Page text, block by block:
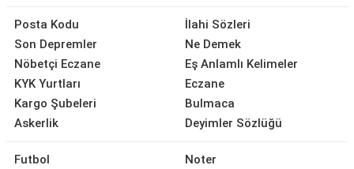
Posta Kodu
Son Depremler
Nöbetçi Eczane
KYK Yurtları
Kargo Şubeleri
Askerlik
İlahi Sözleri
Ne Demek
Eş Anlamlı Kelimeler
Eczane
Bulmaca
Deyimler Sözlüğü
Futbol
Noter